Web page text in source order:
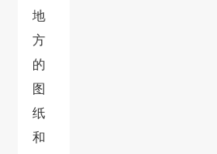
地
方
的
图
纸
和